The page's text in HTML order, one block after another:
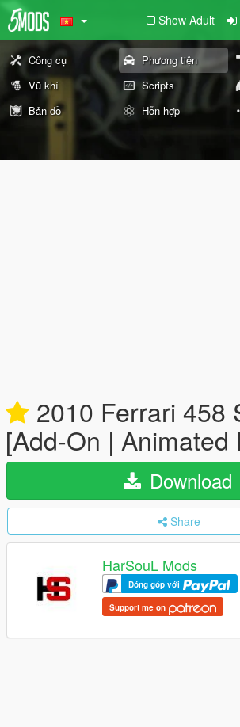
Show Adult
Công cụ Phương tiện
Vũ khí
Scripts
Bản đồ
Hỗn hợp
2010 Ferrari 458
[Add-On | Animated
Download
Share
HarSouL Mods
Đóng góp với
Support me on